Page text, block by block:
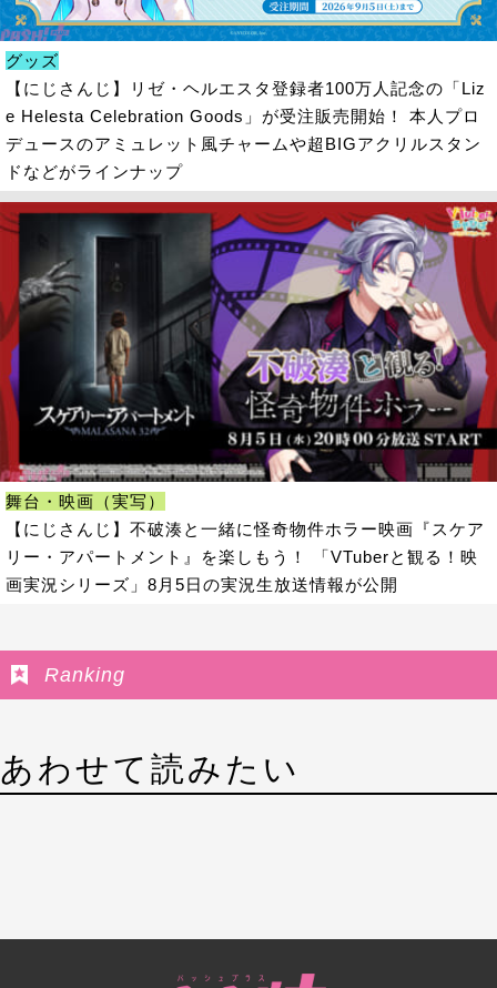
グッズ
【にじさんじ】リゼ・ヘルエスタ登録者100万人記念の「Liz
e Helesta Celebration Goods」が受注販売開始！ 本人プロ
デュースのアミュレット風チャームや超BIGアクリルスタン
ドなどがラインナップ
舞台・映画（実写）
【にじさんじ】不破湊と一緒に怪奇物件ホラー映画『スケア
リー・アパートメント』を楽しもう！ 「VTuberと観る！映
画実況シリーズ」8月5日の実況生放送情報が公開
Ranking
あわせて読みたい